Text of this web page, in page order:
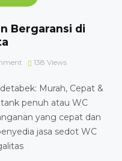
Bergaransi di
138 Views
Murah, Cepat &
penuh atau WC
yang cepat dan
jasa sedot WC